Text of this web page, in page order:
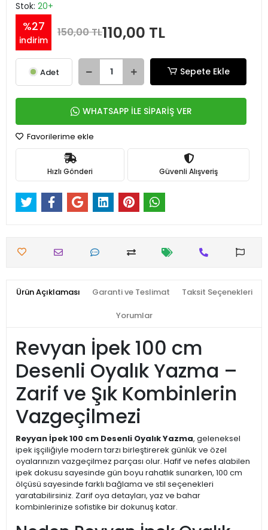
Stok: 20+
%27
indirim
150,00 TL110,00 TL
Adet Sepete Ekle
WHATSAPP İLE SİPARİŞ VER
Favorilerime ekle
Hızlı Gönderi Güvenli Alışveriş
Ürün Açıklaması Garanti ve Teslimat Taksit Seçenekleri
Yorumlar
Revyan İpek 100 cm
Desenli Oyalık Yazma –
Zarif ve Şık Kombinlerin
Vazgeçilmezi
Reyyan İpek 100 cm Desenli Oyalık Yazma, geleneksel
ipek işçiliğiyle modern tarzı birleştirerek günlük ve özel
oyalarınızın vazgeçilmez parçası olur. Hafif ve nefes alabilen
ipek dokusu sayesinde gün boyu rahatlık sunarken, 100 cm
ölçüsü sayesinde farklı bağlama ve stil seçenekleri
yaratabilirsiniz. Zarif oya detayları, yaz ve bahar
kombinlerinize sofistike bir dokunuş katar.